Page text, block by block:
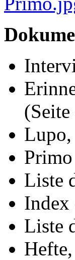
Liste
Index
Liste